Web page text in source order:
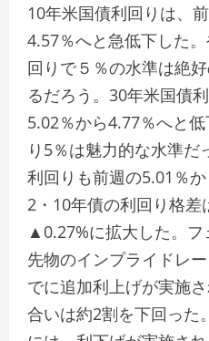
10年米国債利回りは、
4.57％へと急低下した
回りで５％の水準は絶
るだろう。30年米国債
5.02％から4.77％へと
り5％は魅力的な水準
利回りも前週の5.01％か
2・10年債の利回り格
▲0.27%に拡大した。
先物のインプライドレ
でに追加利上げが実施
合いは約2割を下回った